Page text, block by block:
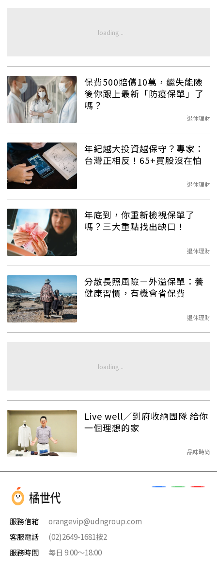
保費500賠償10萬，繼失能險
後你跟上最新「防疫保單」了
嗎？
退休理財
年紀越大投資越保守？專家：
台灣正相反！65+買股沒在怕
退休理財
年底到，你重新檢視保單了
嗎？三大重點找出缺口！
退休理財
分散長照風險－外溢保單：養
健康習慣，有機會省保費
退休理財
Live well／到府收納團隊 給你
一個理想的家
品味時尚
服務信箱
orangevip@udngroup.com
客服電話
(02)2649-1681按2
服務時間
每日 9:00～18:00